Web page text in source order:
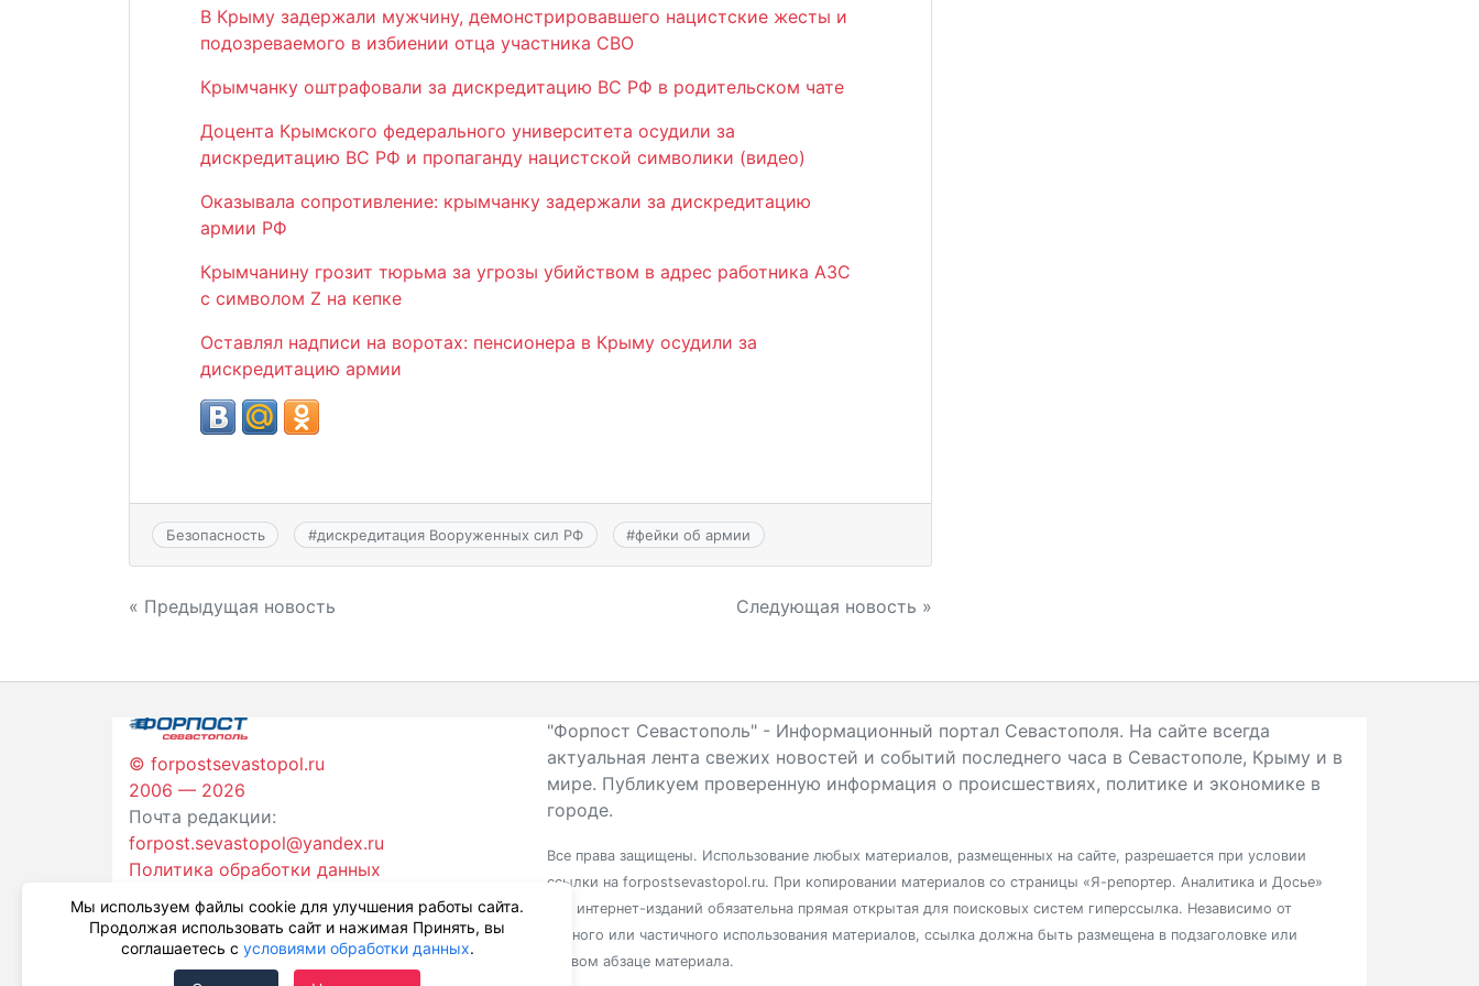
В Крыму задержали мужчину, демонстрировавшего нацистские жесты и
подозреваемого в избиении отца участника СВО
Крымчанку оштрафовали за дискредитацию ВС РФ в родительском чате
Доцента Крымского федерального университета осудили за
дискредитацию ВС РФ и пропаганду нацистской символики (видео)
Оказывала сопротивление: крымчанку задержали за дискредитацию
армии РФ
Крымчанину грозит тюрьма за угрозы убийством в адрес работника АЗС
с символом Z на кепке
Оставлял надписи на воротах: пенсионера в Крыму осудили за
дискредитацию армии
Безопасность #дискредитация Вооруженных сил РФ #фейки об армии
Навигация
записям
« Предыдущая новость Следующая новость »
© forpostsevastopol.ru
2006 — 2026
Почта редакции:
forpost.sevastopol@yandex.ru
Политика обработки данных
"Форпост Севастополь" - Информационный портал Севастополя. На сайте всегда
актуальная лента свежих новостей и событий последнего часа в Севастополе, Крыму и в
мире. Публикуем проверенную информация о происшествиях, политике и экономике в
городе.
Все права защищены. Использование любых материалов, размещенных на сайте, разрешается при условии
ссылки на forpostsevastopol.ru. При копировании материалов со страницы «Я-репортер. Аналитика и Досье»
для интернет-изданий обязательна прямая открытая для поисковых систем гиперссылка. Независимо от
полного или частичного использования материалов, ссылка должна быть размещена в подзаголовке или
первом абзаце материала.
Мы используем файлы cookie для улучшения работы сайта.
Продолжая использовать сайт и нажимая Принять, вы
соглашаетесь с условиями обработки данных.